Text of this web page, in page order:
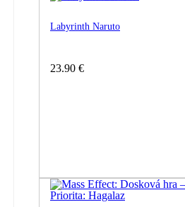
Labyrinth Naruto
23.90 €